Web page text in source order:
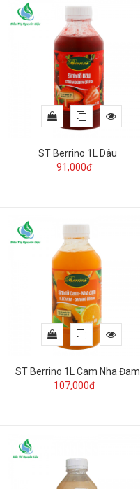
ST Berrino 1L Dâu
91,000đ
ST Berrino 1L Cam Nha Đam
107,000đ